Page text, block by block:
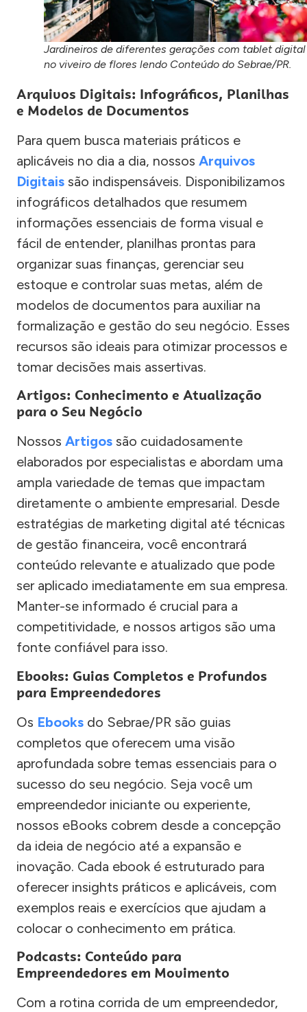
Jardineiros de diferentes gerações com tablet digital
no viveiro de flores lendo Conteúdo do Sebrae/PR.
Arquivos Digitais: Infográficos, Planilhas
e Modelos de Documentos
Para quem busca materiais práticos e
aplicáveis no dia a dia, nossos Arquivos
Digitais são indispensáveis. Disponibilizamos
infográficos detalhados que resumem
informações essenciais de forma visual e
fácil de entender, planilhas prontas para
organizar suas finanças, gerenciar seu
estoque e controlar suas metas, além de
modelos de documentos para auxiliar na
formalização e gestão do seu negócio. Esses
recursos são ideais para otimizar processos e
tomar decisões mais assertivas.
Artigos: Conhecimento e Atualização
para o Seu Negócio
Nossos Artigos são cuidadosamente
elaborados por especialistas e abordam uma
ampla variedade de temas que impactam
diretamente o ambiente empresarial. Desde
estratégias de marketing digital até técnicas
de gestão financeira, você encontrará
conteúdo relevante e atualizado que pode
ser aplicado imediatamente em sua empresa.
Manter-se informado é crucial para a
competitividade, e nossos artigos são uma
fonte confiável para isso.
Ebooks: Guias Completos e Profundos
para Empreendedores
Os Ebooks do Sebrae/PR são guias
completos que oferecem uma visão
aprofundada sobre temas essenciais para o
sucesso do seu negócio. Seja você um
empreendedor iniciante ou experiente,
nossos eBooks cobrem desde a concepção
da ideia de negócio até a expansão e
inovação. Cada ebook é estruturado para
oferecer insights práticos e aplicáveis, com
exemplos reais e exercícios que ajudam a
colocar o conhecimento em prática.
Podcasts: Conteúdo para
Empreendedores em Movimento
Com a rotina corrida de um empreendedor,